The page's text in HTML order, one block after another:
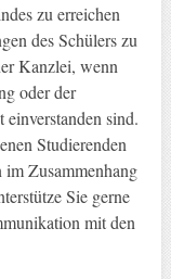
zu erreichen
des Schülers zu
Kanzlei, wenn
oder der
sind.
Studierenden
Zusammenhang
Sie gerne
mit den